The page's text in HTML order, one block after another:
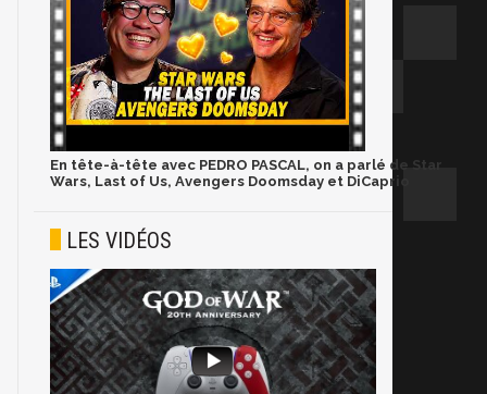
En tête-à-tête avec PEDRO PASCAL, on a parlé de Star
Wars, Last of Us, Avengers Doomsday et DiCaprio
LES VIDÉOS